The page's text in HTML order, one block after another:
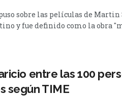
sobre las películas de Martin
y fue definido como la obra
entre las 100
según TIME